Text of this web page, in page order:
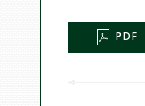
PDF